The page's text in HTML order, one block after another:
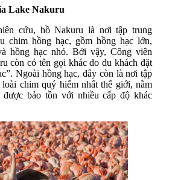
Lake Nakuru
cứu, hồ Nakuru là nơi tập trung
chim hồng hạc, gồm hồng hạc lớn,
hồng hạc nhỏ. Bởi vậy, Công viên
còn có tên gọi khác do du khách đặt
Ngoài hồng hạc, đây còn là nơi tập
chim quý hiếm nhất thế giới, nằm
được bảo tồn với nhiều cấp độ khác